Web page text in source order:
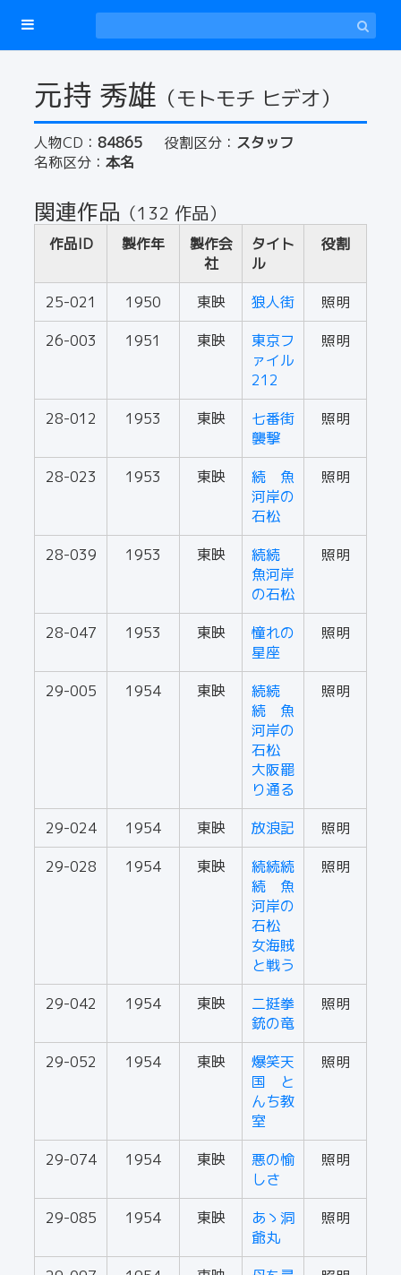
元持 秀雄 （モトモチ ヒデオ）
人物CD： 84865 役割区分： スタッフ
名称区分： 本名
関連作品 （132 作品）
作品ID 製作年
製作会
社
タイト
ル
役割
25-021 1950 東映 狼人街
照明
26-003
1951 東映
東京フ
ァイル
212
照明
28-012 1953 東映
七番街
襲撃
照明
28-023 1953 東映
続 魚
河岸の
石松
照明
28-039 1953 東映
続続
魚河岸
の石松
照明
28-047 1953 東映
憧れの
星座
照明
29-005 1954 東映
続続
続 魚
河岸の
石松
大阪罷
り通る
照明
29-024 1954 東映 放浪記
照明
29-028
1954 東映
続続続
続 魚
河岸の
石松
女海賊
と戦う
照明
29-042 1954 東映
二挺拳
銃の竜
照明
29-052 1954 東映
爆笑天
国 と
んち教
室
照明
29-074 1954 東映
悪の愉
しさ
照明
29-085 1954 東映
あゝ洞
爺丸
照明